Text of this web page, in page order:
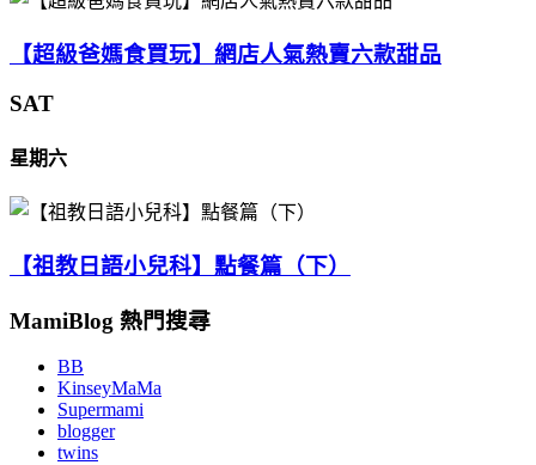
【超級爸媽食買玩】網店人氣熱賣六款甜品
SAT
星期六
【祖教日語小兒科】點餐篇（下）
MamiBlog 熱門搜尋
BB
KinseyMaMa
Supermami
blogger
twins